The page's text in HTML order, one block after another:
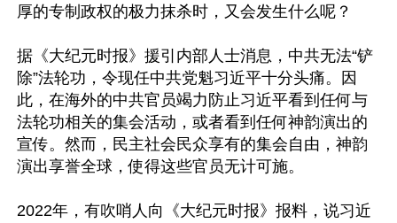
厚的专制政权的极力抹杀时，又会发生什么呢？
据《大纪元时报》援引内部人士消息，中共无法“铲
除”法轮功，令现任中共党魁习近平十分头痛。因
此，在海外的中共官员竭力防止习近平看到任何与
法轮功相关的集会活动，或者看到任何神韵演出的
宣传。然而，民主社会民众享有的集会自由，神韵
演出享誉全球，使得这些官员无计可施。
2022年，有吹哨人向《大纪元时报》报料，说习近